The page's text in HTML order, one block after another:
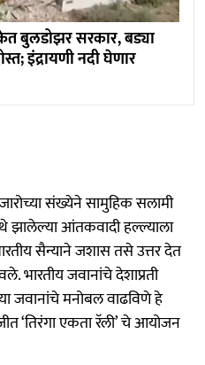
बुलडोझर सरकार, बड्या
इंद्रायणी नदी घेणार
संख्येने सामुहिक सलामी
झालेल्या आंतकवादी हल्ल्याला
सैन्याने जशास तसे उत्तर देत
जवानांचे देशाप्रती
जवानांचे मनोबल वाढविणे हे
एकता रॅली’ चे आयोजन